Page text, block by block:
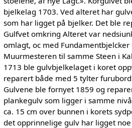
bjelkelag 1703. Ved alteret har
som har ligget på bjelker. Det ble
Gulfvet omkring Alteret var
omlagt, oc med Fundamentbjelcker
Muurmesteren til samme Steen i
1713 ble gulvbjelkelaget i koret
reparert både med 5 tylter
Gulvene ble fornyet 1859 og
plankegulv som ligger i samme
ca. 15 cm over bunnen i korets
det opprinnelige gulv har ligget